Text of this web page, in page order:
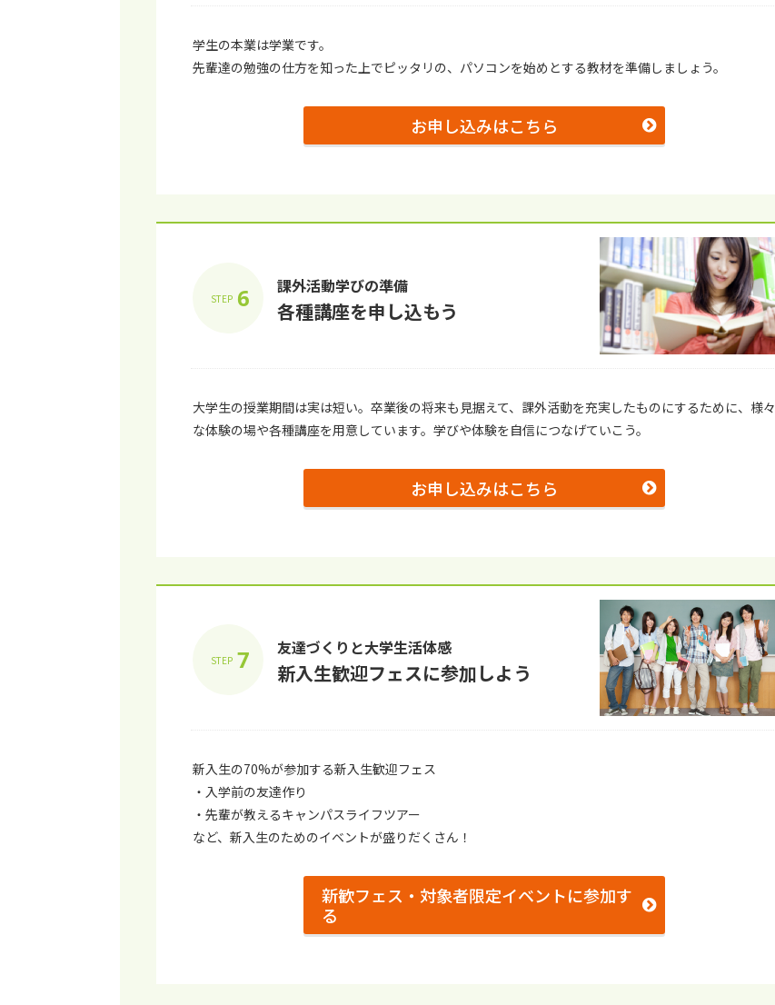
学生の本業は学業です。
先輩達の勉強の仕方を知った上でピッタリの、パソコンを始めとする教材を準備しましょう。
お申し込みはこちら
STEP 6 課外活動学びの準備
各種講座を申し込もう
⼤学⽣の授業期間は実は短い。卒業後の将来も⾒据えて、課外活動を充実したものにするために、様々
な体験の場や各種講座を⽤意しています。学びや体験を⾃信につなげていこう。
お申し込みはこちら
STEP 7 友達づくりと⼤学⽣活体感
新⼊⽣歓迎フェスに参加しよう
新⼊⽣の70%が参加する新⼊⽣歓迎フェス
・⼊学前の友達作り
・先輩が教えるキャンパスライフツアー
など、新⼊⽣のためのイベントが盛りだくさん！
新歓フェス・対象者限定イベントに参加す
る